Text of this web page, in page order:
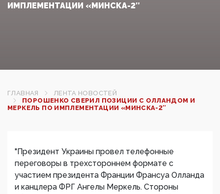
ИМПЛЕМЕНТАЦИИ «МИНСКА-2″
ГЛАВНАЯ
ЛЕНТА НОВОСТЕЙ
ПОРОШЕНКО СВЕРИЛ ПОЗИЦИИ С ОЛЛАНДОМ И
МЕРКЕЛЬ ПО ИМПЛЕМЕНТАЦИИ «МИНСКА-2″
"Президент Украины провел телефонные
переговоры в трехстороннем формате с
участием президента Франции Франсуа Олланда
и канцлера ФРГ Ангелы Меркель. Стороны